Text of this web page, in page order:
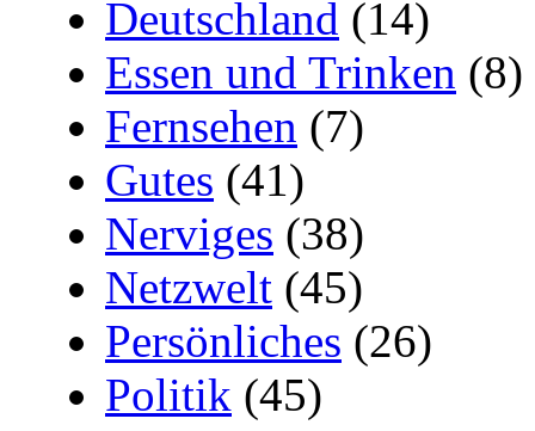
Deutschland (14)
Essen und Trinken (8)
Fernsehen (7)
Gutes (41)
Nerviges (38)
Netzwelt (45)
Persönliches (26)
Politik (45)